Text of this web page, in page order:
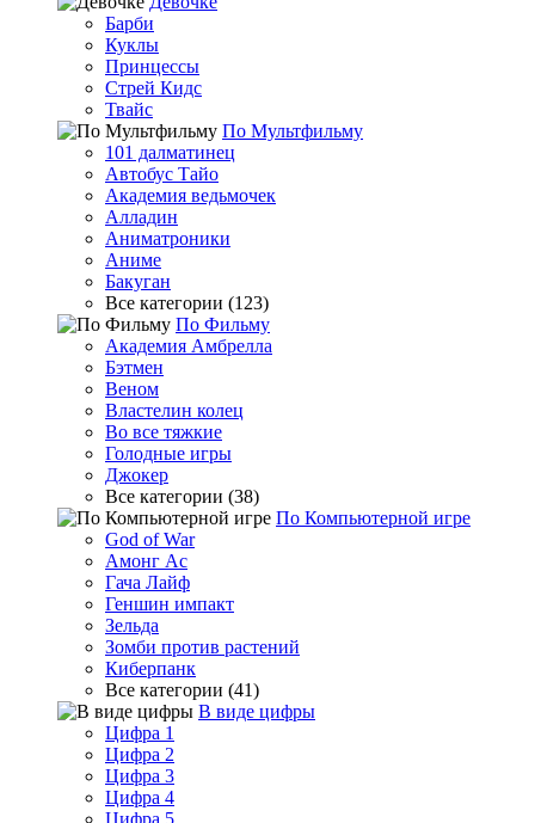
Барби
Куклы
Принцессы
Стрей Кидс
Твайс
По Мультфильму
101 далматинец
Автобус Тайо
Академия ведьмочек
Алладин
Аниматроники
Аниме
Бакуган
Все категории (123)
По Фильму
Академия Амбрелла
Бэтмен
Веном
Властелин колец
Во все тяжкие
Голодные игры
Джокер
Все категории (38)
По Компьютерной игре
God of War
Амонг Ас
Гача Лайф
Геншин импакт
Зельда
Зомби против растений
Киберпанк
Все категории (41)
В виде цифры
Цифра 1
Цифра 2
Цифра 3
Цифра 4
Цифра 5